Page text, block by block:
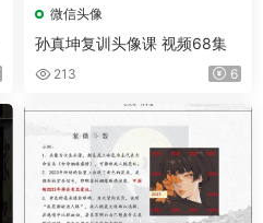
微信头像
孙真坤复训头像课 视频68集
213 6